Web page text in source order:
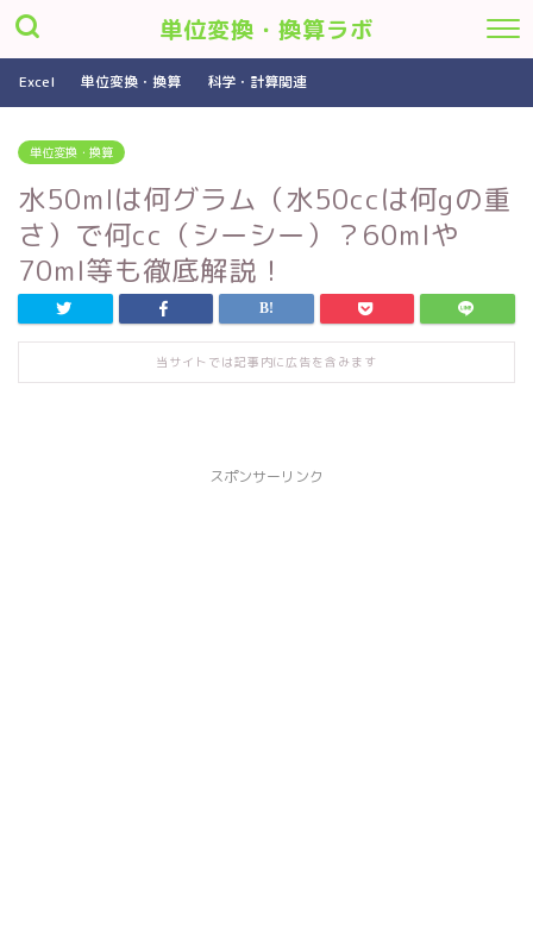
単位変換・換算ラボ
Excel 単位変換・換算 科学・計算関連
単位変換・換算
水50mlは何グラム（水50ccは何gの重
さ）で何cc（シーシー）？60mlや
70ml等も徹底解説！
当サイトでは記事内に広告を含みます
スポンサーリンク